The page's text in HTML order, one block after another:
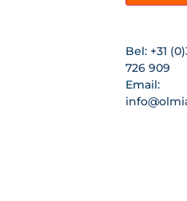
Bel: +31
726 909
Email: